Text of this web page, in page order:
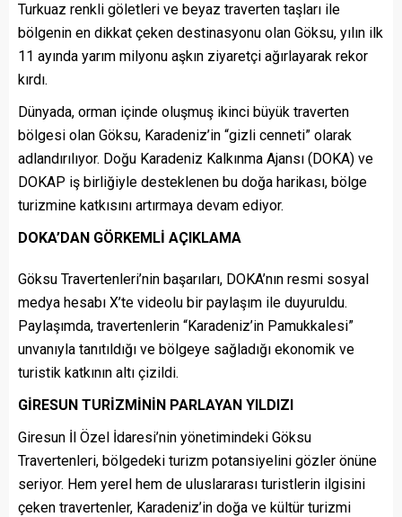
Turkuaz renkli göletleri ve beyaz traverten taşları ile
bölgenin en dikkat çeken destinasyonu olan Göksu, yılın ilk
11 ayında yarım milyonu aşkın ziyaretçi ağırlayarak rekor
kırdı.
Dünyada, orman içinde oluşmuş ikinci büyük traverten
bölgesi olan Göksu, Karadeniz’in “gizli cenneti” olarak
adlandırılıyor. Doğu Karadeniz Kalkınma Ajansı (DOKA) ve
DOKAP iş birliğiyle desteklenen bu doğa harikası, bölge
turizmine katkısını artırmaya devam ediyor.
DOKA’DAN GÖRKEMLİ AÇIKLAMA
Göksu Travertenleri’nin başarıları, DOKA’nın resmi sosyal
medya hesabı X’te videolu bir paylaşım ile duyuruldu.
Paylaşımda, travertenlerin “Karadeniz’in Pamukkalesi”
unvanıyla tanıtıldığı ve bölgeye sağladığı ekonomik ve
turistik katkının altı çizildi.
GİRESUN TURİZMİNİN PARLAYAN YILDIZI
Giresun İl Özel İdaresi’nin yönetimindeki Göksu
Travertenleri, bölgedeki turizm potansiyelini gözler önüne
seriyor. Hem yerel hem de uluslararası turistlerin ilgisini
çeken travertenler, Karadeniz’in doğa ve kültür turizmi